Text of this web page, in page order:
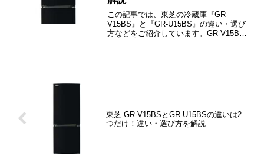
この記事では、東芝の冷蔵庫『GR-
V15BS』と『GR-U15BS』の違い・選び
方などをご紹介しています。GR-V15BS
東芝 GR-V15BSとGR-U15BSの違いは2
つだけ！違い・選び方を解説